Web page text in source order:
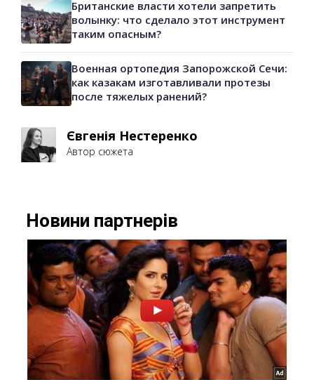
Британские власти хотели запретить
волынку: что сделало этот инструмент
таким опасным?
Военная ортопедия Запорожской Сечи:
как казакам изготавливали протезы
после тяжелых ранений?
Євгенія Нестеренко
Автор сюжета